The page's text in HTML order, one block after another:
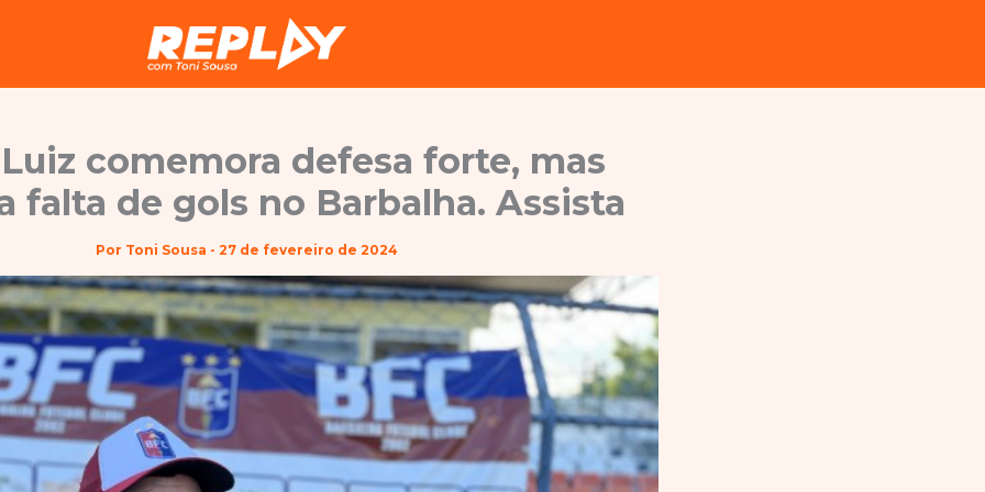
comemora defesa forte, mas
falta de gols no Barbalha. Assista
Por Toni Sousa - 27 de fevereiro de 2024